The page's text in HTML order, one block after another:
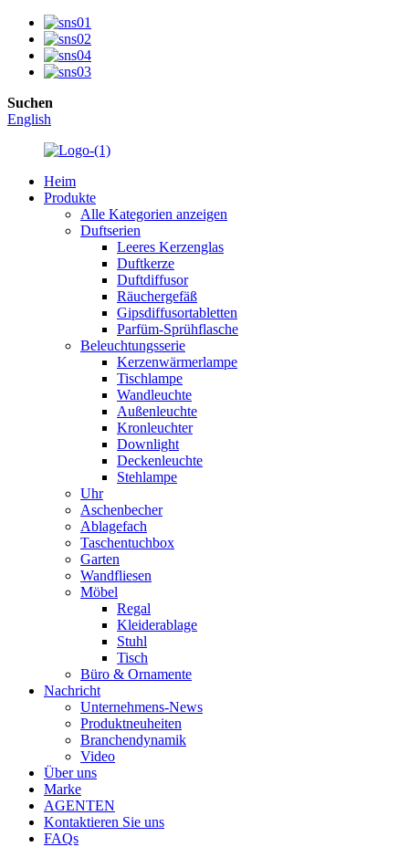
Suchen
English
Heim
Produkte
Alle Kategorien anzeigen
Duftserien
Leeres Kerzenglas
Duftkerze
Duftdiffusor
Räuchergefäß
Gipsdiffusortabletten
Parfüm-Sprühflasche
Beleuchtungsserie
Kerzenwärmerlampe
Tischlampe
Wandleuchte
Außenleuchte
Kronleuchter
Downlight
Deckenleuchte
Stehlampe
Uhr
Aschenbecher
Ablagefach
Taschentuchbox
Garten
Wandfliesen
Möbel
Regal
Kleiderablage
Stuhl
Tisch
Büro & Ornamente
Nachricht
Unternehmens-News
Produktneuheiten
Branchendynamik
Video
Über uns
Marke
AGENTEN
Kontaktieren Sie uns
FAQs